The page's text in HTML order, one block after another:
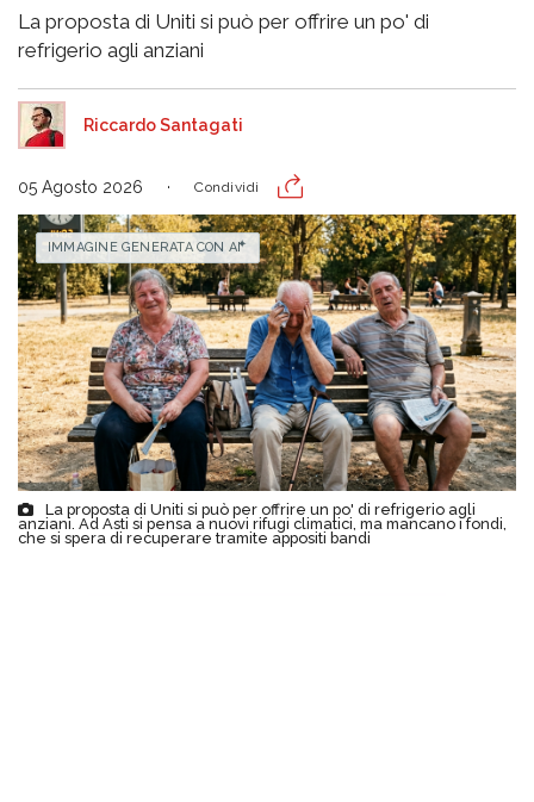
La proposta di Uniti si può per offrire un po' di
refrigerio agli anziani
Riccardo Santagati
05 Agosto 2026 Condividi
La proposta di Uniti si può per offrire un po' di refrigerio agli
anziani. Ad Asti si pensa a nuovi rifugi climatici, ma mancano i fondi,
che si spera di recuperare tramite appositi bandi
IMMAGINE GENERATA CON AI